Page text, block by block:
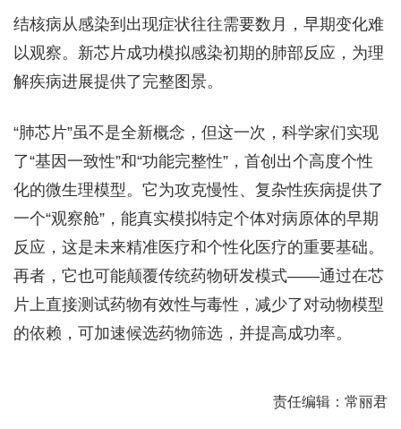
结核病从感染到出现症状往往需要数月，早期变化难
以观察。新芯片成功模拟感染初期的肺部反应，为理
解疾病进展提供了完整图景。
“肺芯片”虽不是全新概念，但这一次，科学家们实现
了“基因一致性”和“功能完整性”，首创出个高度个性
化的微生理模型。它为攻克慢性、复杂性疾病提供了
一个“观察舱”，能真实模拟特定个体对病原体的早期
反应，这是未来精准医疗和个性化医疗的重要基础。
再者，它也可能颠覆传统药物研发模式——通过在芯
片上直接测试药物有效性与毒性，减少了对动物模型
的依赖，可加速候选药物筛选，并提高成功率。
责任编辑：常丽君